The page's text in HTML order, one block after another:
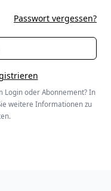
Passwort vergessen?
Login oder Abonnement? In
weitere Informationen zu